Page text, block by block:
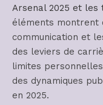
Arsenal 2025 et
éléments montrent
communication et
des leviers de
limites
des dynamiques
en 2025.